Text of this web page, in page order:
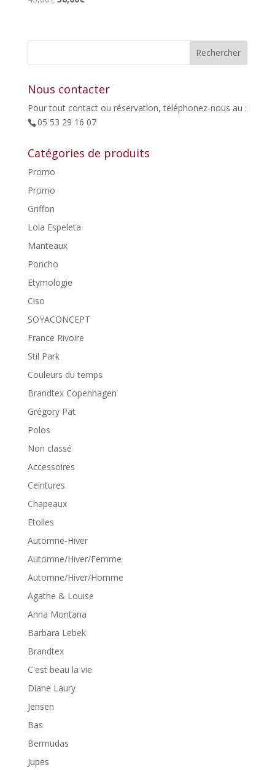
était : est :
Nous contacter
Pour tout contact ou réservation, téléphonez-nous au :
05 53 29 16 07
Catégories de produits
Promo
Promo
Griffon
Lola Espeleta
Manteaux
Poncho
Etymologie
Ciso
SOYACONCEPT
France Rivoire
Stil Park
Couleurs du temps
Brandtex Copenhagen
Grégory Pat
Polos
Non classé
Accessoires
Ceintures
Chapeaux
Etolles
Automne-Hiver
Automne/Hiver/Femme
Automne/Hiver/Homme
Agathe & Louise
Anna Montana
Barbara Lebek
Brandtex
C'est beau la vie
Diane Laury
Jensen
Bas
Bermudas
Jupes